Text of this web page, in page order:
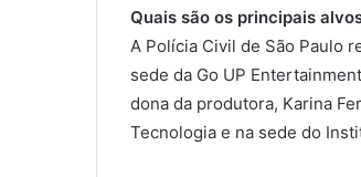
Quais são os principais
A Polícia Civil de São Paulo
sede da Go UP
dona da produtora, Karina
Tecnologia e na sede do